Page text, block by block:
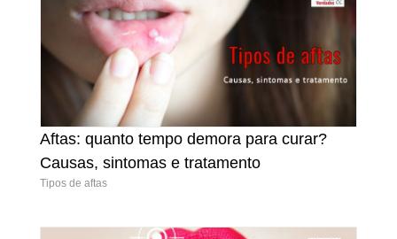
Aftas: quanto tempo demora para curar?
Causas, sintomas e tratamento
Aftas: quanto tempo demora para curar?
Causas, sintomas e tratamento
Tipos de aftas